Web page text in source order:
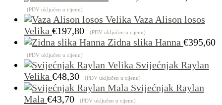
od
do
(PDV uključen u cijenu)
Vaza Alison losos
Velika €197,80 (PDV uključen u cijenu)
Zidna slika Hanna €395,60
(PDV uključen u cijenu)
Svijećnjak Raylan
Velika €48,30 (PDV uključen u cijenu)
Svijećnjak Raylan
Mala €43,70 (PDV uključen u cijenu)